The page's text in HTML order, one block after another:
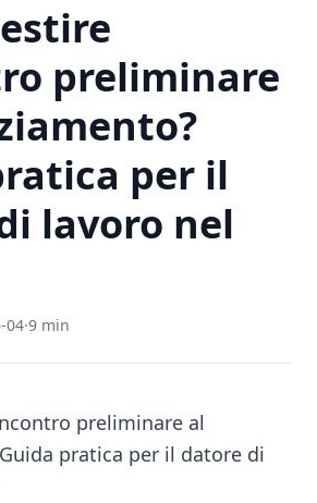
preliminare
per il
lavoro nel
04·9 min
preliminare al
pratica per il datore di